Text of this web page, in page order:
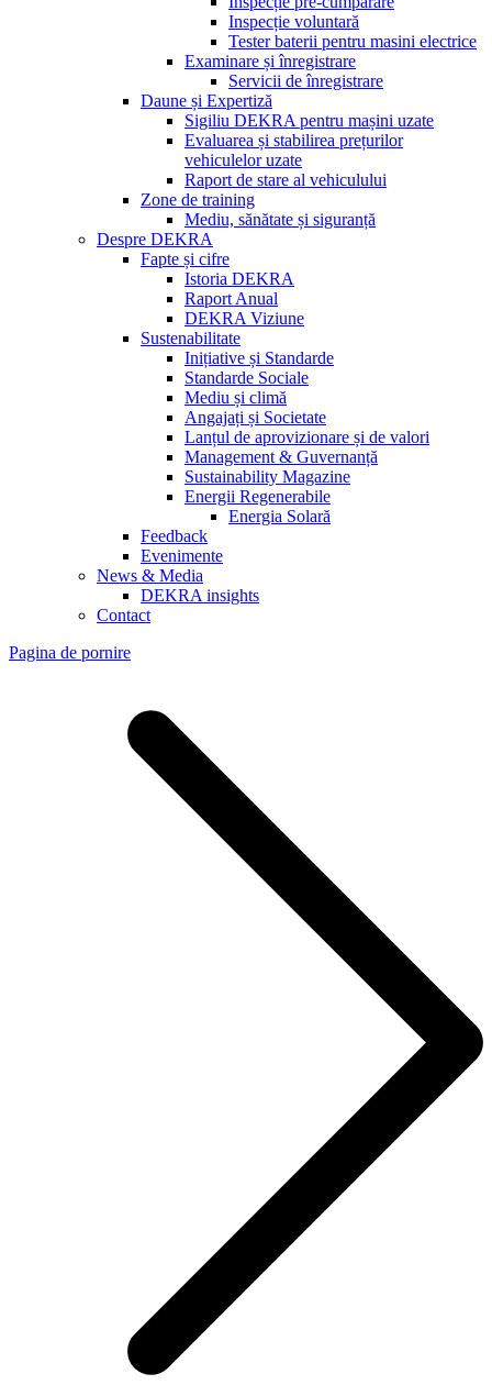
Inspecție voluntară
Tester baterii pentru masini electrice
Examinare și înregistrare
Servicii de înregistrare
Daune și Expertiză
Sigiliu DEKRA pentru mașini uzate
Evaluarea și stabilirea prețurilor
vehiculelor uzate
Raport de stare al vehiculului
Zone de training
Mediu, sănătate și siguranță
Despre DEKRA
Fapte și cifre
Istoria DEKRA
Raport Anual
DEKRA Viziune
Sustenabilitate
Inițiative și Standarde
Standarde Sociale
Mediu și climă
Angajați și Societate
Lanțul de aprovizionare și de valori
Management & Guvernanță
Sustainability Magazine
Energii Regenerabile
Energia Solară
Feedback
Evenimente
News & Media
DEKRA insights
Contact
Pagina de pornire